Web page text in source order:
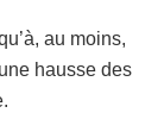
au moins,
hausse des